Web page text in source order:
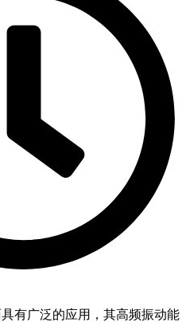
有广泛的应用，其高频振动能